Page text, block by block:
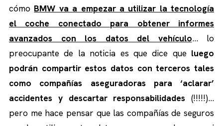
cómo BMW va a empezar a utilizar la tecnología
el coche conectado para obtener informes
avanzados con los datos del vehículo… lo
preocupante de la noticia es que dice que luego
podrán compartir estos datos con terceros tales
como compañías aseguradoras para ‘aclarar’
accidentes y descartar responsabilidades (!!!!!)…
pero me hace pensar que las compañías de seguros